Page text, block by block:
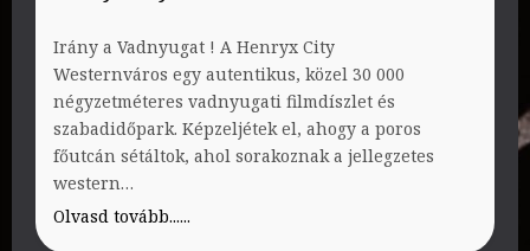
Irány a Vadnyugat ! A Henryx City
Westernváros egy autentikus, közel 30 000
négyzetméteres vadnyugati filmdíszlet és
szabadidőpark. Képzeljétek el, ahogy a poros
főutcán sétáltok, ahol sorakoznak a jellegzetes
western…
Olvasd tovább......